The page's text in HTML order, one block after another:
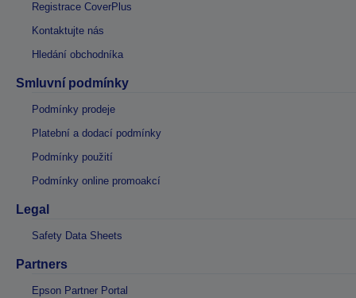
Registrace CoverPlus
Kontaktujte nás
Hledání obchodníka
Smluvní podmínky
Podmínky prodeje
Platební a dodací podmínky
Podmínky použití
Podmínky online promoakcí
Legal
Safety Data Sheets
Partners
Epson Partner Portal